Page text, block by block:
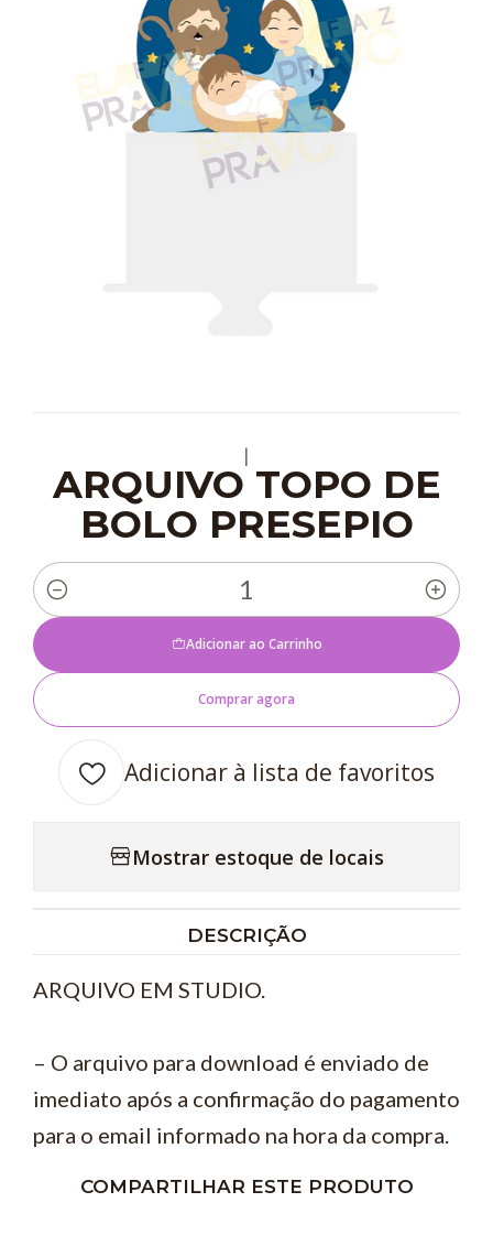
|
ARQUIVO TOPO DE
BOLO PRESEPIO
Quantidade
Adicionar ao Carrinho
Comprar agora
Adicionar à lista de favoritos
Mostrar estoque de locais
DESCRIÇÃO
ARQUIVO EM STUDIO.
– O arquivo para download é enviado de
imediato após a confirmação do pagamento
para o email informado na hora da compra.
COMPARTILHAR ESTE PRODUTO